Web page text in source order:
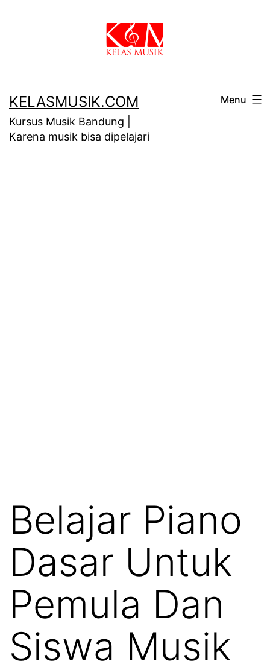
KELASMUSIK.COM
Kursus Musik Bandung |
Karena musik bisa dipelajari
Menu
Belajar Piano
Dasar Untuk
Pemula Dan
Siswa Musik